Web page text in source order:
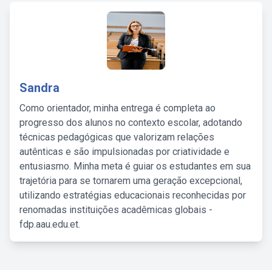
Sandra
Como orientador, minha entrega é completa ao
progresso dos alunos no contexto escolar, adotando
técnicas pedagógicas que valorizam relações
autênticas e são impulsionadas por criatividade e
entusiasmo. Minha meta é guiar os estudantes em sua
trajetória para se tornarem uma geração excepcional,
utilizando estratégias educacionais reconhecidas por
renomadas instituições acadêmicas globais -
fdp.aau.edu.et.